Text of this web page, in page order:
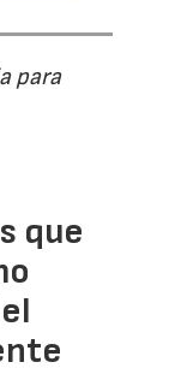
para
que